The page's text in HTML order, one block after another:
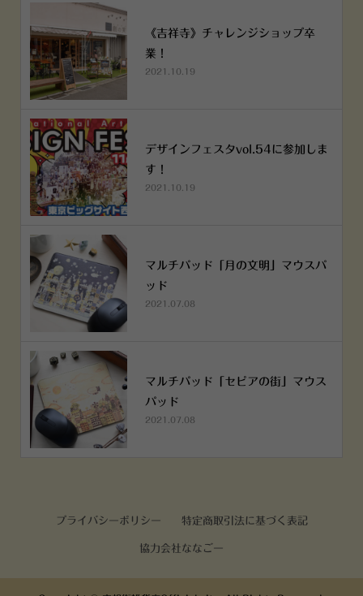
《吉祥寺》チャレンジショップ卒
業！
2021.10.19
デザインフェスタvol.54に参加しま
す！
2021.10.19
マルチパッド「月の文明」マウスパ
ッド
2021.07.08
マルチパッド「セピアの街」マウス
パッド
2021.07.08
プライバシーポリシー 特定商取引法に基づく表記
協力会社ななごー